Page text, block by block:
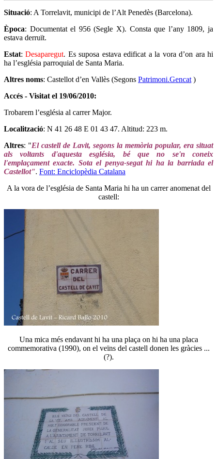
Situació: A Torrelavit, municipi de l’Alt Penedès (Barcelona).
Època: Documentat el 956 (Segle X). Consta que l’any 1809, ja
estava derruït.
Estat:Desaparegut. Es suposa estava edificat a la vora d’on ara hi
ha l’església parroquial de Santa Maria.
Altres noms: Castellot d’en Vallès (Segons Patrimoni.Gencat )
Accés - Visitat el 19/06/2010:
Trobarem l’església al carrer Major.
Localització: N 41 26 48 E 01 43 47. Altitud: 223 m.
Altres: "El castell de Lavit, segons la memòria popular, era situat
als voltants d'aquesta església, bé que no se'n coneix
l'emplaçament exacte. Sota el penya-segat hi ha la barriada el
Castellot". Font: Enciclopèdia Catalana
A la vora de l’església de Santa Maria hi ha un carrer anomenat del
castell:
Una mica més endavant hi ha una plaça on hi ha una placa
commemorativa (1990), on el veïns del castell donen les gràcies ...
(?).